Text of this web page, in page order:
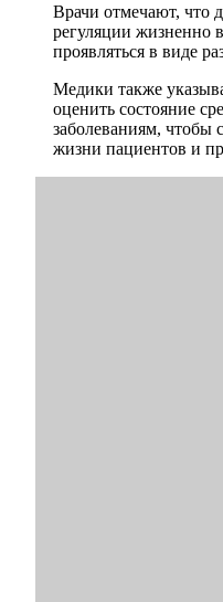
Врачи отмечают, что
регуляции жизненно
проявляться в виде
Медики также
оценить состояние
заболеваниям, чтобы
жизни пациентов и